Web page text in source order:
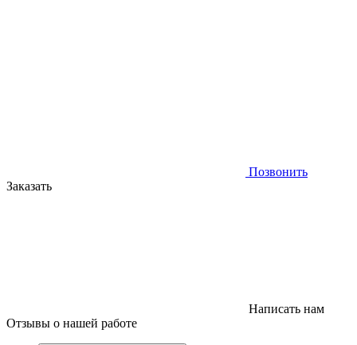
Позвонить
Заказать
Написать нам
Отзывы о нашей работе